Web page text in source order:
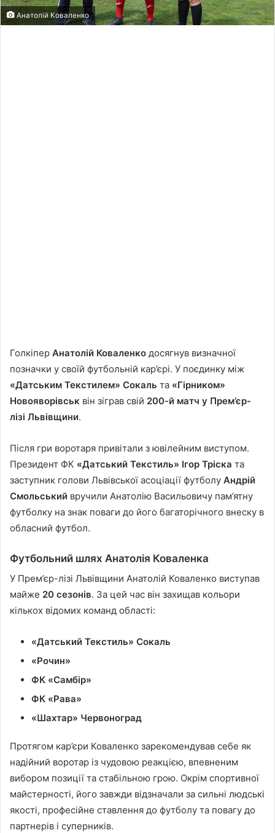
Анатолій Коваленко
Голкіпер Анатолій Коваленко досягнув визначної
позначки у своїй футбольній кар’єрі. У поєдинку між
«Датським Текстилем» Сокаль та «Гірником»
Новояворівськ він зіграв свій 200-й матч у Прем’єр-
лізі Львівщини.
Після гри воротаря привітали з ювілейним виступом.
Президент ФК «Датський Текстиль» Ігор Тріска та
заступник голови Львівської асоціації футболу Андрій
Смольський вручили Анатолію Васильовичу пам’ятну
футболку на знак поваги до його багаторічного внеску в
обласний футбол.
Футбольний шлях Анатолія Коваленка
У Прем’єр-лізі Львівщини Анатолій Коваленко виступав
майже 20 сезонів. За цей час він захищав кольори
кількох відомих команд області:
«Датський Текстиль» Сокаль
«Рочин»
ФК «Самбір»
ФК «Рава»
«Шахтар» Червоноград
Протягом кар’єри Коваленко зарекомендував себе як
надійний воротар із чудовою реакцією, впевненим
вибором позиції та стабільною грою. Окрім спортивної
майстерності, його завжди відзначали за сильні людські
якості, професійне ставлення до футболу та повагу до
партнерів і суперників.